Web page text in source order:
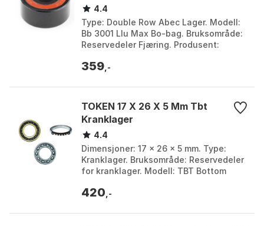
4.4
Type: Double Row Abec Lager. Modell:
Bb 3001 Llu Max Bo-bag. Bruksområde:
Reservedeler Fjæring. Produsent:
Størrelse: 12 x 28 x ...
359 ,-
TOKEN 17 X 26 X 5 Mm Tbt
Kranklager
4.4
Dimensjoner: 17 x 26 x 5 mm. Type:
Kranklager. Bruksområde: Reservedeler
for kranklager. Modell: TBT Bottom
One Size....
420 ,-